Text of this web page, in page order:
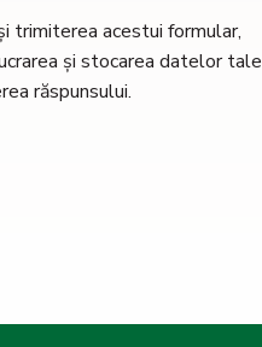
trimiterea acestui formular,
și stocarea datelor tale
răspunsului.